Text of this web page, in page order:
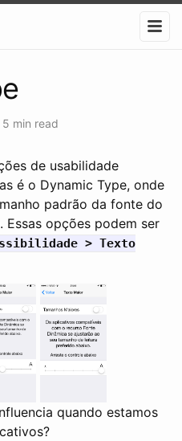
5 min read
de usabilidade
é o Dynamic Type, onde
padrão da fonte do
Essas opções podem ser
> Texto
quando estamos